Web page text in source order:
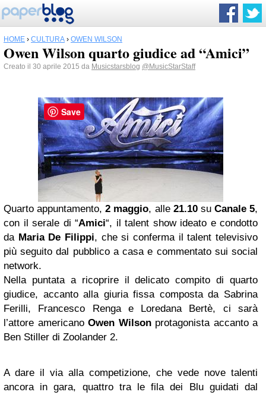
HOME › CULTURA › OWEN WILSON
Owen Wilson quarto giudice ad “Amici”
Creato il 30 aprile 2015 da Musicstarsblog @MusicStarStaff
Quarto appuntamento, 2 maggio, alle 21.10su Canale 5,
con il serale di “Amici“, il talent show ideato e condotto
da Maria De Filippi, che si conferma il talent televisivo
più seguito dal pubblico a casa e commentato sui social
network.
Nella puntata a ricoprire il delicato compito di quarto
giudice, accanto alla giuria fissa composta da Sabrina
Ferilli, Francesco Renga e Loredana Bertè, ci sarà
l’attore americano Owen Wilson protagonista accanto a
Ben Stiller di Zoolander 2.
A dare il via alla competizione, che vede nove talenti
ancora in gara, quattro tra le fila dei Blu guidati dal
Save